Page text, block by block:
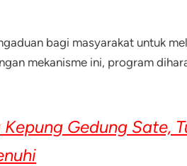
bagi masyarakat untuk
mekanisme ini, program
Kepung Gedung Sate,